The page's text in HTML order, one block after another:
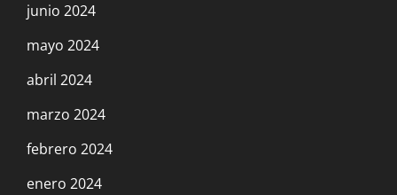
junio 2024
mayo 2024
abril 2024
marzo 2024
febrero 2024
enero 2024